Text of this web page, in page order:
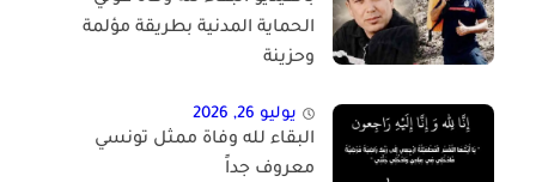
الحماية المدنية بطريقة مؤلمة
وحزينة
يوليو 26, 2026
البقاء لله وفاة ممثل تونسي
معروف جداً